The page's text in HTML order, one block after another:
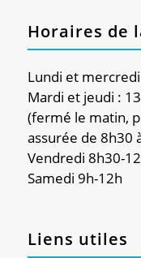
Horaires de
Lundi et
Mardi et jeudi :
(fermé le matin,
assurée de 8h30
Vendredi 8h30-
Samedi 9h-12h
Liens utiles